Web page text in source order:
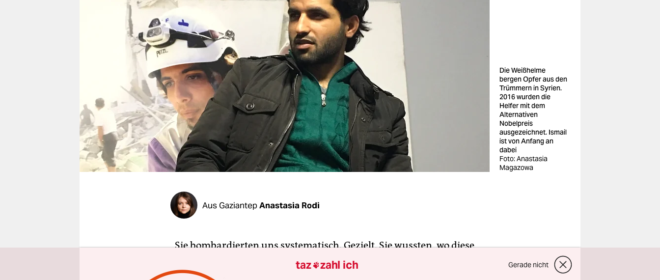
veranstaltungen
shop
fragen & hilfe
unterstützen
abo
Die Weißhelme
bergen Opfer aus den
Trümmern in Syrien.
2016 wurden die
Helfer mit dem
Alternativen
Nobelpreis
ausgezeichnet. Ismail
ist von Anfang an
dabei
Foto: Anastasia
Magazowa
Aus GaziantepAnastasia Rodi
„Sie bombardierten uns systematisch. Gezielt. Sie wussten, wo diese
Bomben niedergehen würden. Sie wollten töten und sie haben getötet“,
sagt ein junger Mann mit dunklem Haar, den Blick auf den Boden
taz zahl ich Gerade nicht